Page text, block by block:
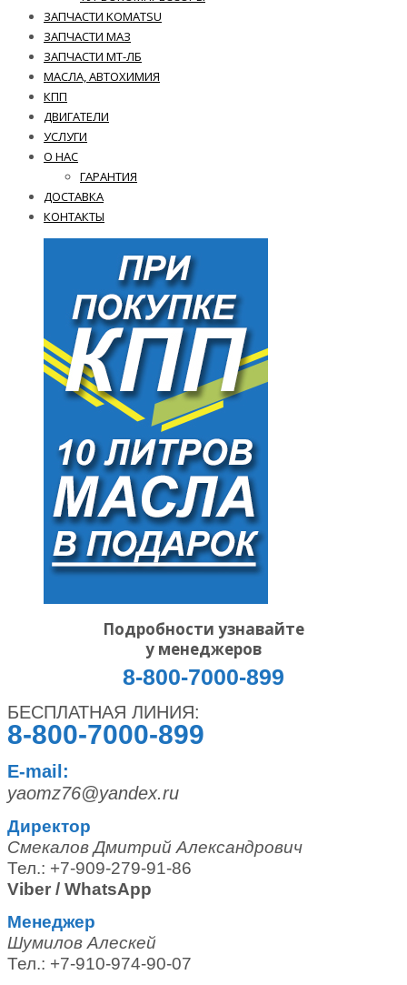
ЗАПЧАСТИ KOMATSU
ЗАПЧАСТИ МАЗ
ЗАПЧАСТИ МТ-ЛБ
МАСЛА, АВТОХИМИЯ
КПП
ДВИГАТЕЛИ
УСЛУГИ
О НАС
ГАРАНТИЯ
ДОСТАВКА
КОНТАКТЫ
Подробности узнавайте
у менеджеров
8-800-7000-899
БЕСПЛАТНАЯ ЛИНИЯ:
8-800-7000-899
E-mail:
yaomz76@yandex.ru
Директор
Смекалов Дмитрий Александрович
Тел.: +7-909-279-91-86
Viber / WhatsApp
Менеджер
Шумилов Алескей
Тел.: +7-910-974-90-07